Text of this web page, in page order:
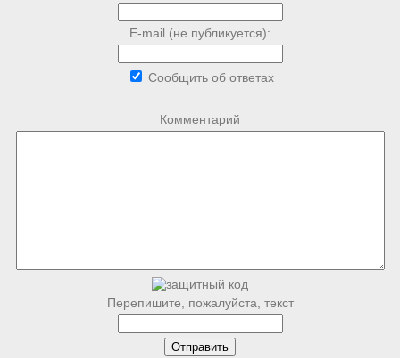
E-mail (не публикуется):
Сообщить об ответах
Комментарий
Перепишите, пожалуйста, текст